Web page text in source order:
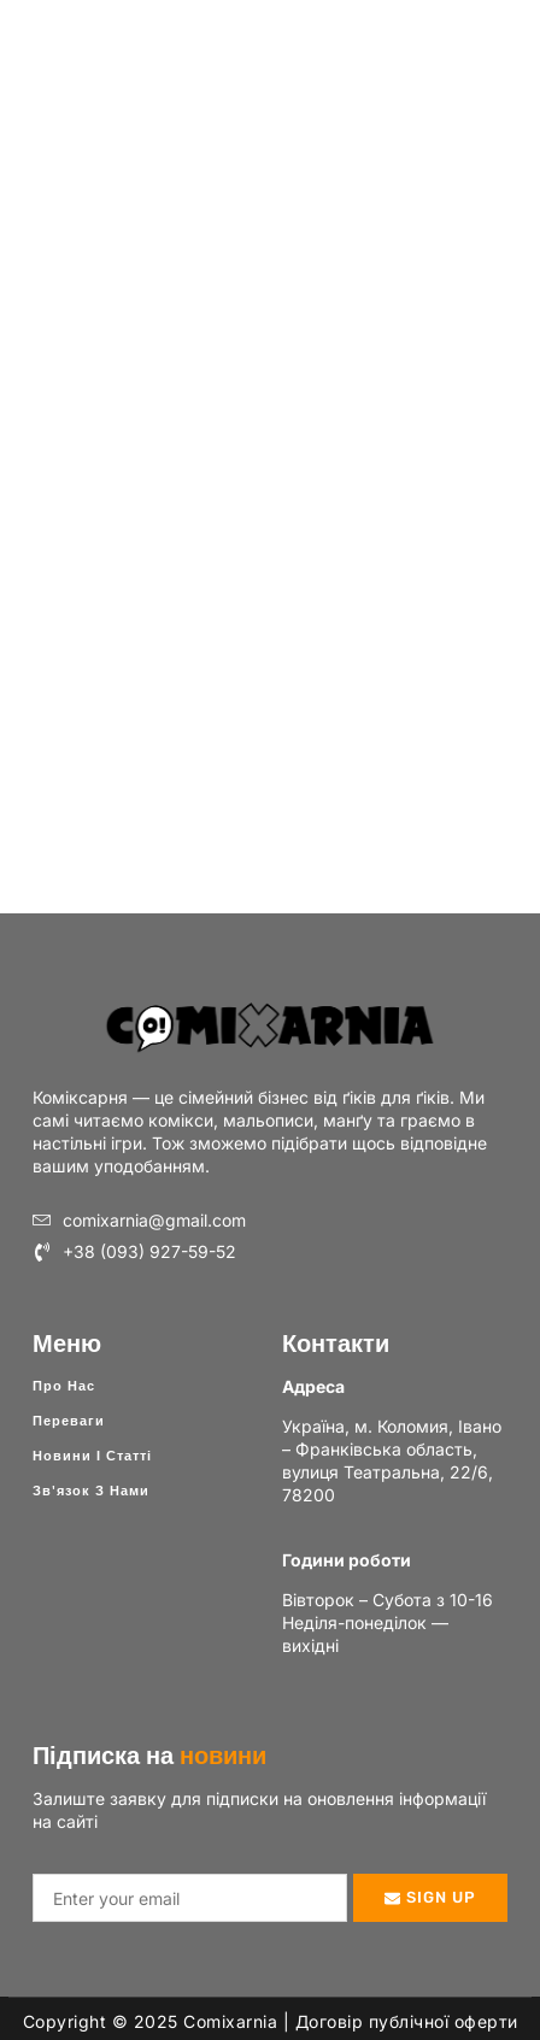
Коміксарня — це сімейний бізнес від ґіків для ґіків. Ми
самі читаємо комікси, мальописи, манґу та граємо в
настільні ігри. Тож зможемо підібрати щось відповідне
вашим уподобанням.
comixarnia@gmail.com
+38 (093) 927-59-52
Меню
Про Нас
Переваги
Новини І Статті
Зв'язок З Нами
Контакти
Адреса
Україна, м. Коломия, Івано
– Франківська область,
вулиця Театральна, 22/6,
78200
Години роботи
Вівторок – Субота з 10-16
Неділя-понеділок —
вихідні
Підписка на новини
Залиште заявку для підписки на оновлення інформації
на сайті
SIGN UP
Copyright © 2025 Сomixarnia | Договір публічної оферти